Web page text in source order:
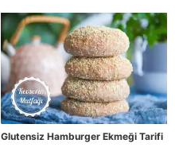
Glutensiz Hamburger Ekmeği Tarifi